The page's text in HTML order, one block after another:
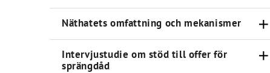
Näthatets omfattning och mekanismer
Intervjustudie om stöd till offer för
sprängdåd